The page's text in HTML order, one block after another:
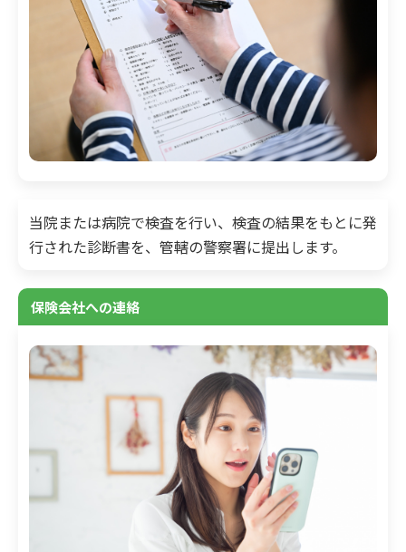
当院または病院で検査を行い、検査の結果をもとに発
行された診断書を、管轄の警察署に提出します。
保険会社への連絡